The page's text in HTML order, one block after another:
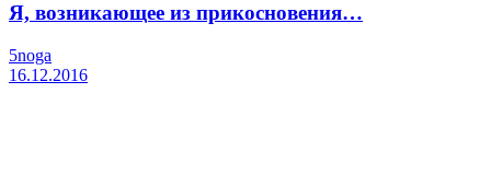
Я, возникающее из прикосновения…
5noga
16.12.2016